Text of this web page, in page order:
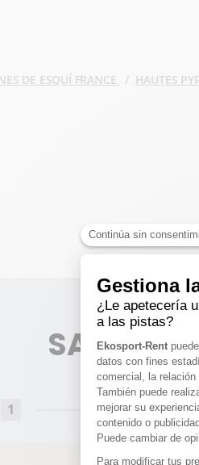
DE ESQUÍ FRANCE HAUTES
SAINT
1